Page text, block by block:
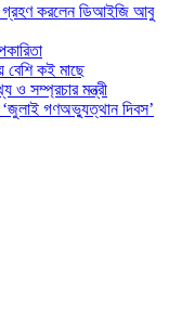
গ্রহণ করলেন ডিআইজি আবু
বেশি কই মাছে
সম্প্রচার মন্ত্রী
‘জুলাই গণঅভ্যুত্থান দিবস’